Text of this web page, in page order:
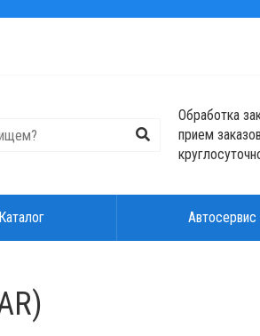
Обработка
прием
Каталог Автосервис